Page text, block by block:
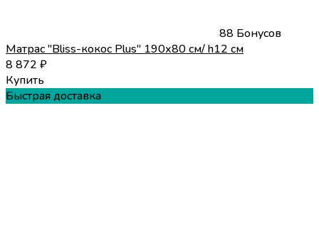
88 Бонусов
Матрас "Bliss-кокос Plus" 190х80 см/ h12 см
8 872 ₽
Купить
Быстрая доставка